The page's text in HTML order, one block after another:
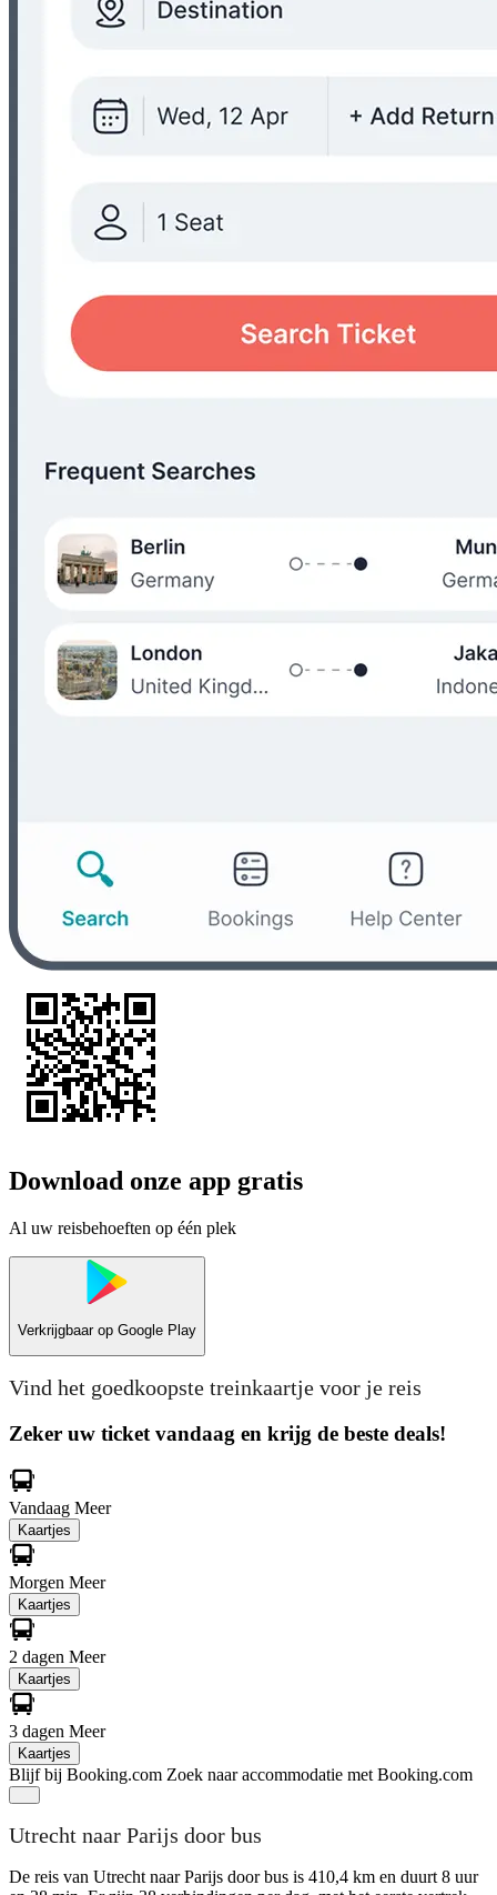
Download onze app gratis
Al uw reisbehoeften op één plek
Verkrijgbaar op Google Play
Vind het goedkoopste treinkaartje voor je reis
Zeker uw ticket vandaag en krijg de beste deals!
Vandaag Meer
Kaartjes
Morgen Meer
Kaartjes
2 dagen Meer
Kaartjes
3 dagen Meer
Kaartjes
Blijf bij Booking.com Zoek naar accommodatie met Booking.com
Utrecht naar Parijs door bus
De reis van Utrecht naar Parijs door bus is 410,4 km en duurt 8 uur